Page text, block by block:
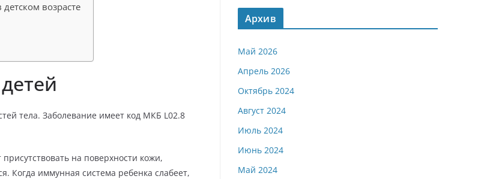
возрасте
тела. Заболевание имеет код МКБ L02.8
на поверхности кожи,
Когда иммунная система ребенка слабеет,
Архив
Май 2026
Апрель 2026
Октябрь 2024
Август 2024
Июль 2024
Июнь 2024
Май 2024